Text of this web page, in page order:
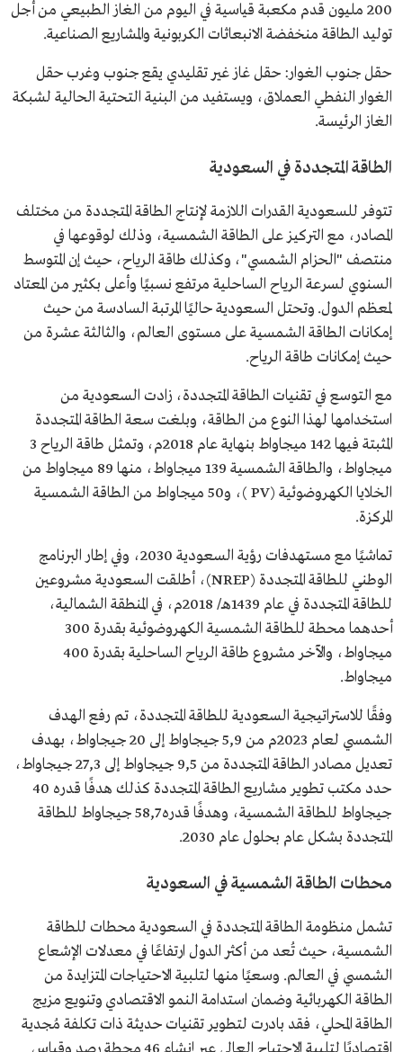
200 مليون قدم مكعبة قياسية في اليوم من الغاز الطبيعي من أجل
توليد الطاقة منخفضة الانبعاثات الكربونية والمشاريع الصناعية.
حقل جنوب الغوار: حقل غاز غير تقليدي يقع جنوب وغرب حقل
الغوار النفطي العملاق، ويستفيد من البنية التحتية الحالية لشبكة
الغاز الرئيسة.
الطاقة المتجددة في السعودية
تتوفر للسعودية القدرات اللازمة لإنتاج الطاقة المتجددة من مختلف
المصادر، مع التركيز على الطاقة الشمسية، وذلك لوقوعها في
منتصف "الحزام الشمسي"، وكذلك طاقة الرياح، حيث إن المتوسط
السنوي لسرعة الرياح الساحلية مرتفع نسبيًا وأعلى بكثير من المعتاد
لمعظم الدول. وتحتل السعودية حاليًا المرتبة السادسة من حيث
إمكانات الطاقة الشمسية على مستوى العالم، والثالثة عشرة من
حيث إمكانات طاقة الرياح.
مع التوسع في تقنيات الطاقة المتجددة، زادت السعودية من
استخدامها لهذا النوع من الطاقة، وبلغت سعة الطاقة المتجددة
المثبتة فيها 142 ميجاواط بنهاية عام 2018م، وتمثل طاقة الرياح 3
ميجاواط، والطاقة الشمسية 139 ميجاواط، منها 89 ميجاواط من
الخلايا الكهروضوئية (PV )، و50 ميجاواط من الطاقة الشمسية
المركزة.
تماشيًا مع مستهدفات رؤية السعودية 2030، وفي إطار البرنامج
الوطني للطاقة المتجددة (NREP)، أطلقت السعودية مشروعين
للطاقة المتجددة في عام 1439هـ/ 2018م، في المنطقة الشمالية،
أحدهما محطة للطاقة الشمسية الكهروضوئية بقدرة 300
ميجاواط، والآخر مشروع طاقة الرياح الساحلية بقدرة 400
ميجاواط.
وفقًا للاستراتيجية السعودية للطاقة المتجددة، تم رفع الهدف
الشمسي لعام 2023م من 5,9 جيجاواط إلى 20 جيجاواط، بهدف
تعديل مصادر الطاقة المتجددة من 9,5 جيجاواط إلى 27,3 جيجاواط،
حدد مكتب تطوير مشاريع الطاقة المتجددة كذلك هدفًا قدره 40
جيجاواط للطاقة الشمسية، وهدفًا قدره 58,7 جيجاواط للطاقة
المتجددة بشكل عام بحلول عام 2030.
محطات الطاقة الشمسية في السعودية
تشمل منظومة الطاقة المتجددة في السعودية محطات للطاقة
الشمسية، حيث تُعد من أكثر الدول ارتفاعًا في معدلات الإشعاع
الشمسي في العالم. وسعيًا منها لتلبية الاحتياجات المتزايدة من
الطاقة الكهربائية وضمان استدامة النمو الاقتصادي وتنويع مزيج
الطاقة المحلي، فقد بادرت لتطوير تقنيات حديثة ذات تكلفة مُجدية